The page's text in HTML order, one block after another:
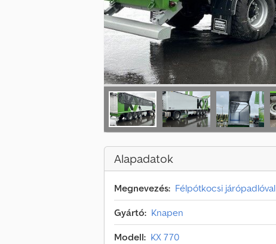
Alapadatok
Megnevezés: Félpótkocsi járópadlóval
Gyártó: Knapen
Modell: KX 770